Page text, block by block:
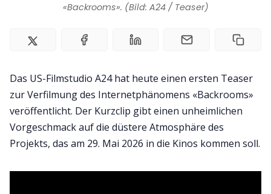
«Backrooms». (Bild: A24 / Teaser)
Das US-Filmstudio A24 hat heute einen ersten Teaser
zur Verfilmung des Internetphänomens «Backrooms»
veröffentlicht. Der Kurzclip gibt einen unheimlichen
Vorgeschmack auf die düstere Atmosphäre des
Projekts, das am 29. Mai 2026 in die Kinos kommen soll.